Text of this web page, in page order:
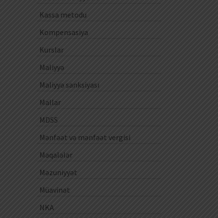
Kassa metodu
Kompensasiya
Kurslar
Maliyyə
Maliyyə sanksiyası
Mallar
MDSS
Mənfəət və mənfəət vergisi
Məqalələr
Məzuniyyət
Müavinət
NKA